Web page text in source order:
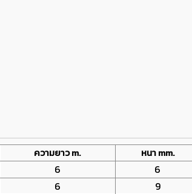
ความยาว m. หนา mm.
6 6
6 9